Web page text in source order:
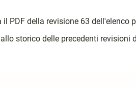
il PDF della revisione 63 dell'elenco
storico delle precedenti revisioni